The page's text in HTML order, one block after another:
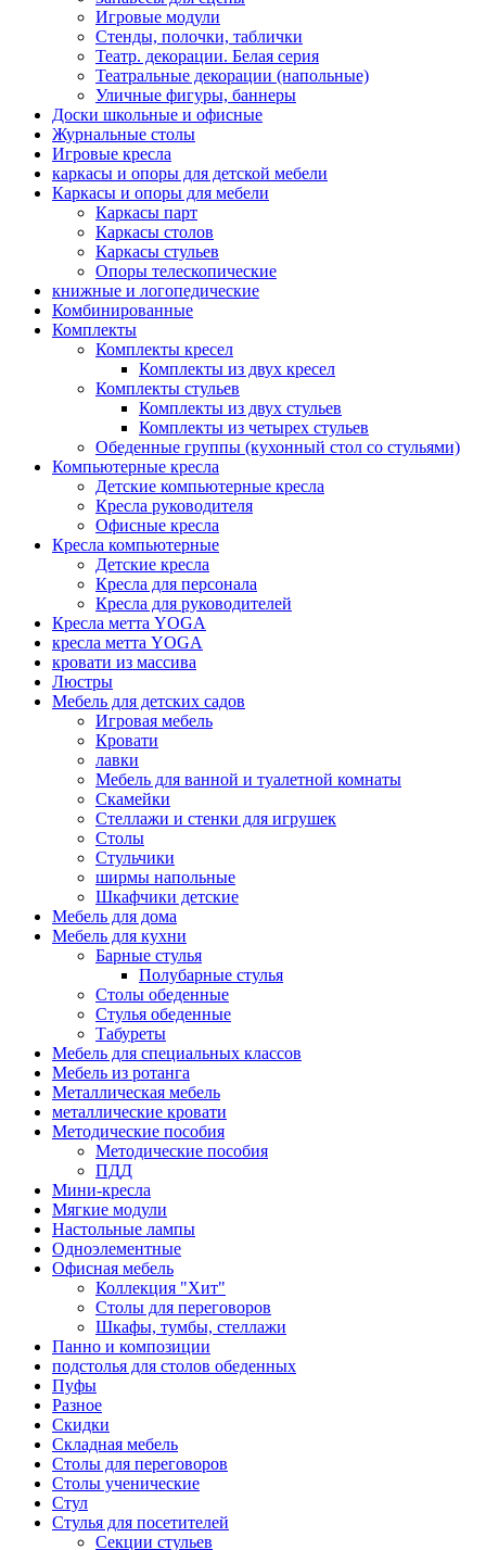
Игровые модули
Стенды, полочки, таблички
Театр. декорации. Белая серия
Театральные декорации (напольные)
Уличные фигуры, баннеры
Доски школьные и офисные
Журнальные столы
Игровые кресла
каркасы и опоры для детской мебели
Каркасы и опоры для мебели
Каркасы парт
Каркасы столов
Каркасы стульев
Опоры телескопические
книжные и логопедические
Комбинированные
Комплекты
Комплекты кресел
Комплекты из двух кресел
Комплекты стульев
Комплекты из двух стульев
Комплекты из четырех стульев
Обеденные группы (кухонный стол со стульями)
Компьютерные кресла
Детские компьютерные кресла
Кресла руководителя
Офисные кресла
Кресла компьютерные
Детские кресла
Кресла для персонала
Кресла для руководителей
Кресла метта YOGA
кресла метта YOGA
кровати из массива
Люстры
Мебель для детских садов
Игровая мебель
Кровати
лавки
Мебель для ванной и туалетной комнаты
Скамейки
Стеллажи и стенки для игрушек
Столы
Стульчики
ширмы напольные
Шкафчики детские
Мебель для дома
Мебель для кухни
Барные стулья
Полубарные стулья
Столы обеденные
Стулья обеденные
Табуреты
Мебель для специальных классов
Мебель из ротанга
Металлическая мебель
металлические кровати
Методические пособия
Методические пособия
ПДД
Мини-кресла
Мягкие модули
Настольные лампы
Одноэлементные
Офисная мебель
Коллекция "Хит"
Столы для переговоров
Шкафы, тумбы, стеллажи
Панно и композиции
подстолья для столов обеденных
Пуфы
Разное
Скидки
Складная мебель
Столы для переговоров
Столы ученические
Стул
Стулья для посетителей
Секции стульев